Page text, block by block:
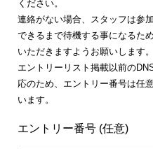
ください。
連絡がない場合、スタッフは参
できるまで待機する事になるた
いただきますようお願いします。
エントリーリスト掲載以前の
応のため、エントリー番号は任
います。
エントリー番号 (任意)